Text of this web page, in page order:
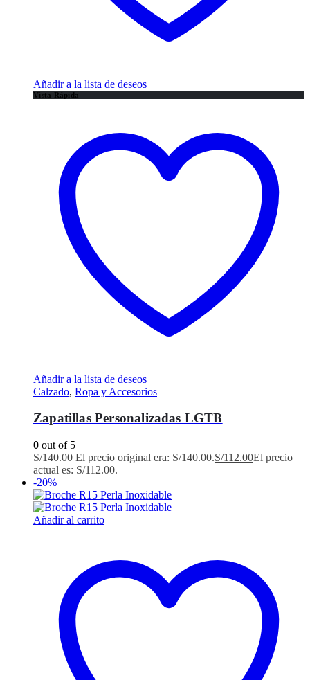
Añadir a la lista de deseos
Vista Rápida
Añadir a la lista de deseos
Calzado, Ropa y Accesorios
Zapatillas Personalizadas LGTB
0 out of 5
S/140.00 El precio original era: S/140.00.S/112.00El precio
actual es: S/112.00.
-20%
Añadir al carrito